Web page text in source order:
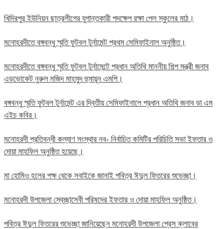
খিদিরপুর ইউনিয়ন ছাত্রলীগের যুগান্তকারী পদক্ষেপ রক্ষা পেল স্কুলের মাঠ।
মনোহরদীতে বঙ্গবন্ধু স্মৃতি ফুটবল টুর্নামেন্ট প্রথম সেমিফাইনাল অনুষ্ঠিত।
মনোহরদীতে বঙ্গবন্ধু স্মৃতি ফুটবল টুর্নামেন্টে প্রধান অতিথি মাননীয় শিল্প মন্ত্রী জনাব
এডভোকেট নুরুল মজিদ মাহমুদ হুমায়ূন এমপি।
বঙ্গবন্ধু স্মৃতি ফুটবল টুর্নামেন্ট এর দ্বিতীয় সেমিফাইনালে প্রধান অতিথি জনাব ডা এম
এইচ কবির।
মনোহরদী প্রতিবন্ধী কল্যাণ সংস্থার নব- নির্বাচিত কমিটির পরিচিতি সভা ইফতার ও
দোয়া মাহফিল অনুষ্ঠিত হয়েছে।
মা হোমিও হলের পক্ষ থেকে সবাইকে জানাই পবিত্র ঈদুল ফিতরের শুভেচ্ছা।
মনোহরদী উপজেলা স্বেচ্ছাসেবী পরিষদের ইফতার ও দোয়া মাহফিল অনুষ্ঠিত।
পবিত্র ঈদুল ফিতরের শুভেচ্ছা জানিয়েছেন মনোহরদী উপজেলা প্রেস ক্লাবের